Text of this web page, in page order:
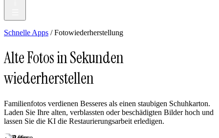
Schnelle Apps / Fotowiederherstellung
Alte Fotos in Sekunden
wiederherstellen
Familienfotos verdienen Besseres als einen staubigen Schuhkarton.
Laden Sie Ihre alten, verblassten oder beschädigten Bilder hoch und
lassen Sie die KI die Restaurierungsarbeit erledigen.